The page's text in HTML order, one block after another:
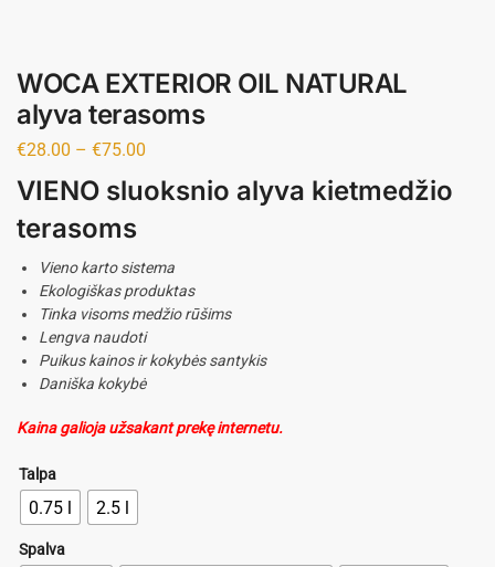
WOCA EXTERIOR OIL NATURAL
alyva terasoms
€28.00 – €75.00
VIENO sluoksnio alyva kietmedžio
terasoms
Vieno karto sistema
Ekologiškas produktas
Tinka visoms medžio rūšims
Lengva naudoti
Puikus kainos ir kokybės santykis
Daniška kokybė
Kaina galioja užsakant prekę internetu.
Talpa
0.75 l 2.5 l
Spalva